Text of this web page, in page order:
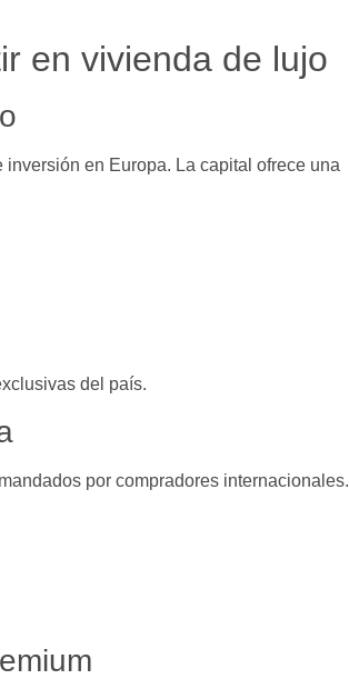
en vivienda de lujo
en Europa. La capital ofrece una
del país.
por compradores internacionales.